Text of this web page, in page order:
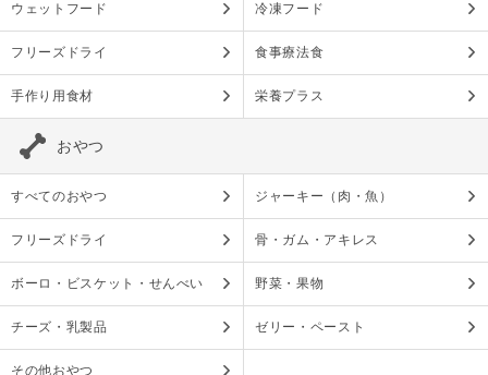
ウェットフード 冷凍フード
フリーズドライ 食事療法食
手作り用食材 栄養プラス
おやつ
すべてのおやつ ジャーキー（肉・魚）
フリーズドライ 骨・ガム・アキレス
ボーロ・ビスケット・せんべい 野菜・果物
チーズ・乳製品 ゼリー・ペースト
その他おやつ